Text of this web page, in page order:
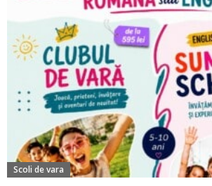
Scoli de vara